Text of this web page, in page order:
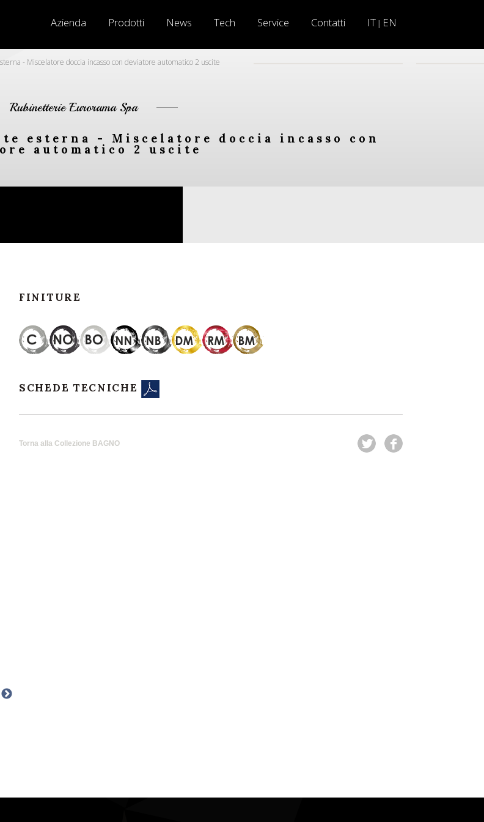
Azienda Prodotti News Tech Service Contatti IT | EN
- Miscelatore doccia incasso con deviatore automatico 2 uscite
Rubinetterie Eurorama Spa
esterna - Miscelatore doccia incasso con
automatico 2 uscite
FINITURE
SCHEDE TECNICHE
Torna alla Collezione BAGNO